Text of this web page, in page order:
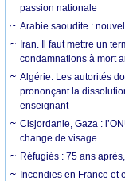
passion nationale
Arabie saoudite :
Iran. Il faut mettre un
condamnations à mort
Algérie. Les autorités
prononçant la
enseignant
Cisjordanie, Gaza :
change de visage
Réfugiés : 75 ans
Incendies en France et